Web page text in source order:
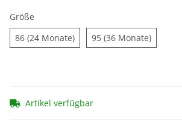
Größe
86 (24 Monate)86 (24 Monate)
95 (36 Monate)95 (36
Artikel verfügbar